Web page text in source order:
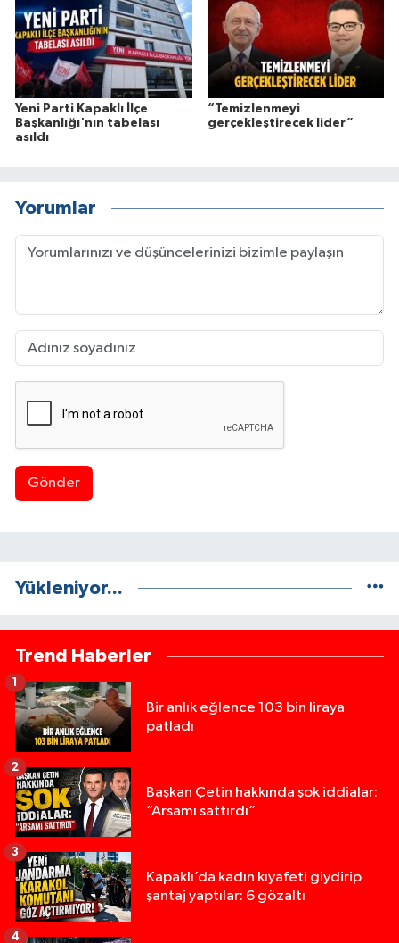
Yeni Parti Kapaklı İlçe
Başkanlığı'nın tabelası
asıldı
“Temizlenmeyi
gerçekleştirecek lider”
Yorumlar
Gönder
Yükleniyor...
Trend Haberler
Bir anlık eğlence 103 bin liraya
patladı
1
Başkan Çetin hakkında şok iddialar:
“Arsamı sattırdı”
2
Kapaklı’da kadın kıyafeti giydirip
şantaj yaptılar: 6 gözaltı
3
4